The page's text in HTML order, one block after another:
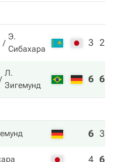
Э.
Сибахара
3 2
Л.
Зигемунд
6 6
6 3
4 6